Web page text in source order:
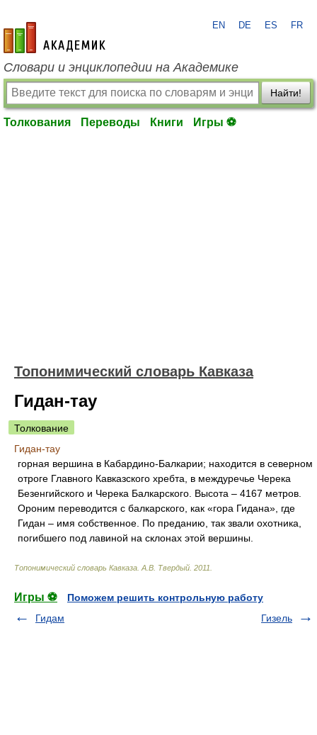
academic.ru
EN DE ES FR
Словари и энциклопедии на Академике
Найти!
Толкования Переводы Книги Игры ⚽
Топонимический словарь Кавказа
Гидан-тау
Толкование
Гидан-тау
горная вершина в Кабардино-Балкарии; находится в северном
отроге Главного Кавказского хребта, в междуречье Черека
Безенгийского и Черека Балкарского. Высота – 4167 метров.
Ороним переводится с балкарского, как «гора Гидана», где
Гидан – имя собственное. По преданию, так звали охотника,
погибшего под лавиной на склонах этой вершины.
Топонимический словарь Кавказа А.В. Твердый 2011
Игры ⚽
Поможем решить контрольную работу
Гидам
Гизель